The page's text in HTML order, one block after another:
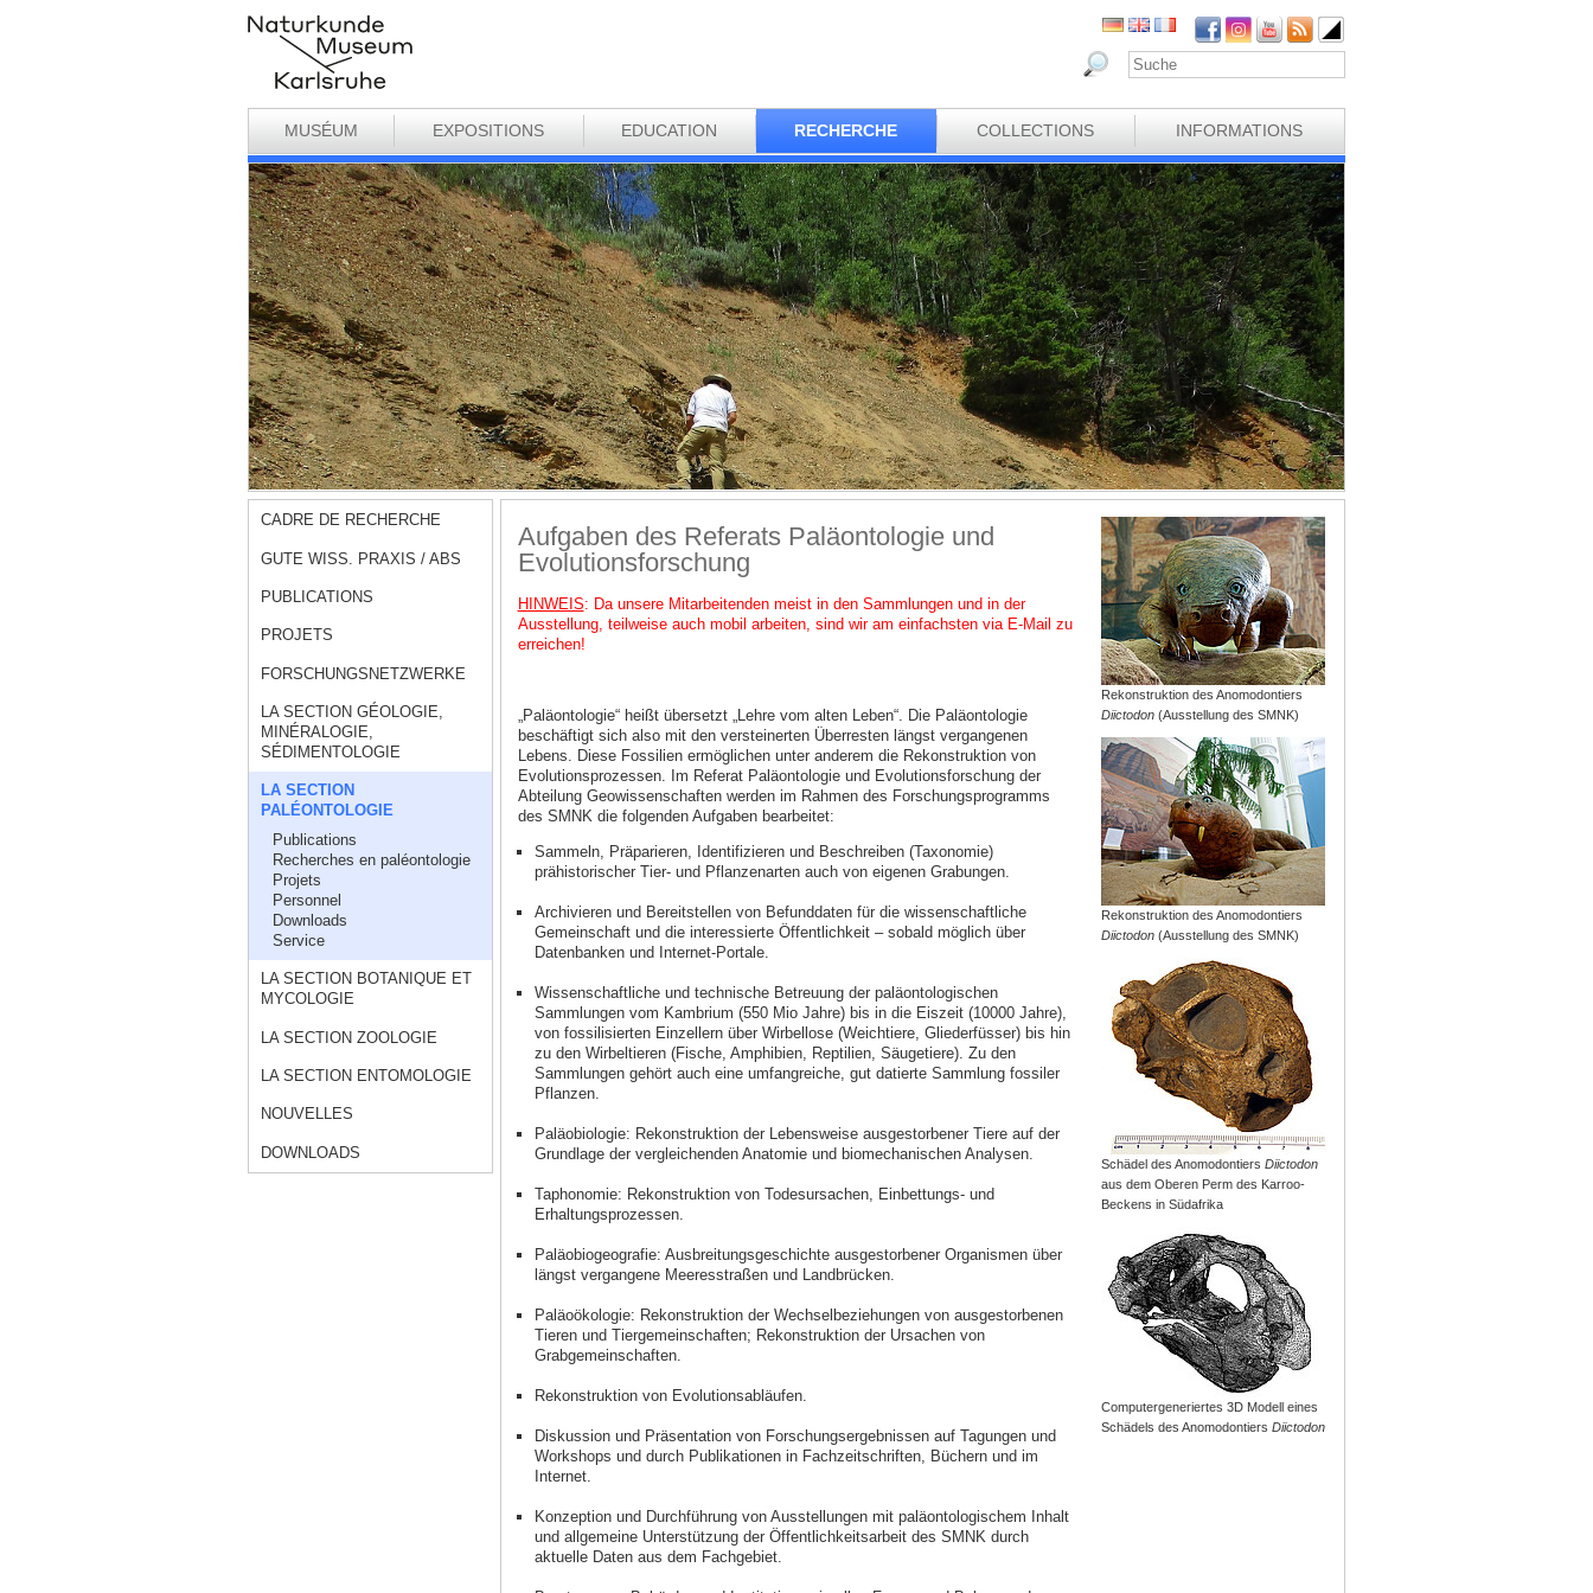
MUSÉUM EXPOSITIONS EDUCATION RECHERCHE COLLECTIONS INFORMATIONS
CADRE DE RECHERCHE
GUTE WISS. PRAXIS / ABS
PUBLICATIONS
PROJETS
FORSCHUNGSNETZWERKE
LA SECTION GÉOLOGIE,
MINÉRALOGIE,
SÉDIMENTOLOGIE
LA SECTION
PALÉONTOLOGIE
Publications
Recherches en paléontologie
Projets
Personnel
Downloads
Service
LA SECTION BOTANIQUE ET
MYCOLOGIE
LA SECTION ZOOLOGIE
LA SECTION ENTOMOLOGIE
NOUVELLES
DOWNLOADS
Aufgaben des Referats Paläontologie und
Evolutionsforschung
HINWEIS: Da unsere Mitarbeitenden meist in den Sammlungen und in der
Ausstellung, teilweise auch mobil arbeiten, sind wir am einfachsten via E-Mail zu
erreichen!
„Paläontologie“ heißt übersetzt „Lehre vom alten Leben“. Die Paläontologie
beschäftigt sich also mit den versteinerten Überresten längst vergangenen
Lebens. Diese Fossilien ermöglichen unter anderem die Rekonstruktion von
Evolutionsprozessen. Im Referat Paläontologie und Evolutionsforschung der
Abteilung Geowissenschaften werden im Rahmen des Forschungsprogramms
des SMNK die folgenden Aufgaben bearbeitet:
Sammeln, Präparieren, Identifizieren und Beschreiben (Taxonomie)
prähistorischer Tier- und Pflanzenarten auch von eigenen Grabungen.
Archivieren und Bereitstellen von Befunddaten für die wissenschaftliche
Gemeinschaft und die interessierte Öffentlichkeit – sobald möglich über
Datenbanken und Internet-Portale.
Wissenschaftliche und technische Betreuung der paläontologischen
Sammlungen vom Kambrium (550 Mio Jahre) bis in die Eiszeit (10000 Jahre),
von fossilisierten Einzellern über Wirbellose (Weichtiere, Gliederfüsser) bis hin
zu den Wirbeltieren (Fische, Amphibien, Reptilien, Säugetiere). Zu den
Sammlungen gehört auch eine umfangreiche, gut datierte Sammlung fossiler
Pflanzen.
Paläobiologie: Rekonstruktion der Lebensweise ausgestorbener Tiere auf der
Grundlage der vergleichenden Anatomie und biomechanischen Analysen.
Taphonomie: Rekonstruktion von Todesursachen, Einbettungs- und
Erhaltungsprozessen.
Paläobiogeografie: Ausbreitungsgeschichte ausgestorbener Organismen über
längst vergangene Meeresstraßen und Landbrücken.
Paläoökologie: Rekonstruktion der Wechselbeziehungen von ausgestorbenen
Tieren und Tiergemeinschaften; Rekonstruktion der Ursachen von
Grabgemeinschaften.
Rekonstruktion von Evolutionsabläufen.
Diskussion und Präsentation von Forschungsergebnissen auf Tagungen und
Workshops und durch Publikationen in Fachzeitschriften, Büchern und im
Internet.
Konzeption und Durchführung von Ausstellungen mit paläontologischem Inhalt
und allgemeine Unterstützung der Öffentlichkeitsarbeit des SMNK durch
aktuelle Daten aus dem Fachgebiet.
Rekonstruktion des Anomodontiers
Diictodon (Ausstellung des SMNK)
Rekonstruktion des Anomodontiers
Diictodon (Ausstellung des SMNK)
Schädel des AnomodontiersDiictodon
aus dem Oberen Perm des Karroo-
Beckens in Südafrika
Computergeneriertes 3D Modell eines
Schädels des AnomodontiersDiictodon